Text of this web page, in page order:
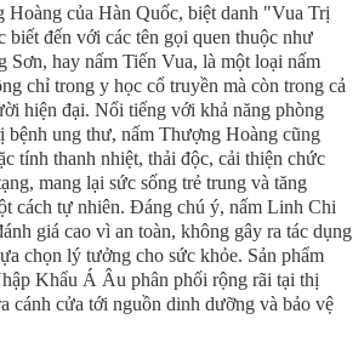
của Hàn Quốc, biệt danh "Vua Trị
đến với các tên gọi quen thuộc như
Sơn, hay nấm Tiến Vua, là một loại nấm
chỉ trong y học cổ truyền mà còn trong cả
hiện đại. Nổi tiếng với khả năng phòng
bệnh ung thư, nấm Thượng Hoàng cũng
tính thanh nhiệt, thải độc, cải thiện chức
mang lại sức sống trẻ trung và tăng
cách tự nhiên. Đáng chú ý, nấm Linh Chi
giá cao vì an toàn, không gây ra tác dụng
chọn lý tưởng cho sức khỏe. Sản phẩm
Khẩu Á Âu phân phối rộng rãi tại thị
cánh cửa tới nguồn dinh dưỡng và bảo vệ